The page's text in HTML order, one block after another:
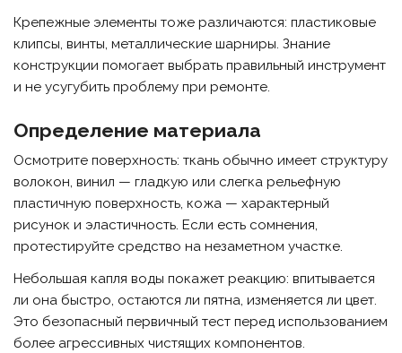
Крепежные элементы тоже различаются: пластиковые
клипсы, винты, металлические шарниры. Знание
конструкции помогает выбрать правильный инструмент
и не усугубить проблему при ремонте.
Определение материала
Осмотрите поверхность: ткань обычно имеет структуру
волокон, винил — гладкую или слегка рельефную
пластичную поверхность, кожа — характерный
рисунок и эластичность. Если есть сомнения,
протестируйте средство на незаметном участке.
Небольшая капля воды покажет реакцию: впитывается
ли она быстро, остаются ли пятна, изменяется ли цвет.
Это безопасный первичный тест перед использованием
более агрессивных чистящих компонентов.